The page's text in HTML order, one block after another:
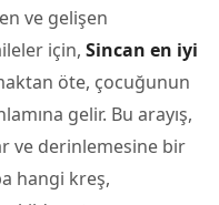
ve gelişen
için, Sincan en iyi
öte, çocuğunun
gelir. Bu arayış,
ve derinlemesine bir
hangi kreş,